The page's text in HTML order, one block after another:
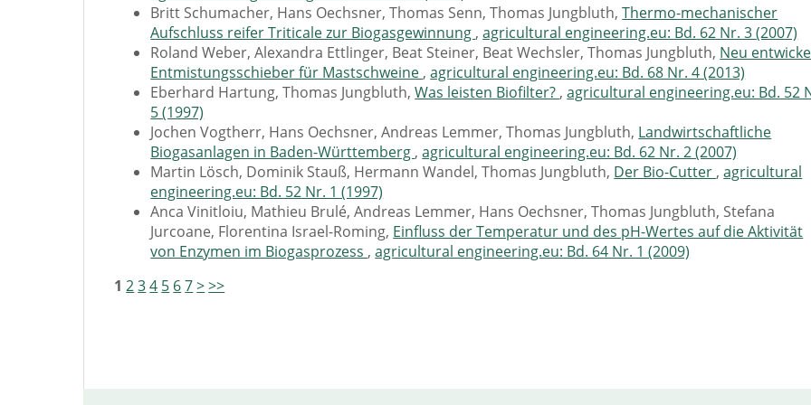
Britt Schumacher, Hans Oechsner, Thomas Senn, Thomas Jungbluth,Thermo-mechanischer
Aufschluss reifer Triticale zur Biogasgewinnung ,agricultural engineering.eu: Bd. 62 Nr. 3 (2007)
Roland Weber, Alexandra Ettlinger, Beat Steiner, Beat Wechsler, Thomas Jungbluth, Neu
Entmistungsschieber für Mastschweine ,agricultural engineering.eu: Bd. 68 Nr. 4 (2013)
Eberhard Hartung, Thomas Jungbluth,Was leisten Biofilter? ,agricultural engineering.eu: Bd. 52
5 (1997)
Jochen Vogtherr, Hans Oechsner, Andreas Lemmer, Thomas Jungbluth, Landwirtschaftliche
Biogasanlagen in Baden-Württemberg ,agricultural engineering.eu: Bd. 62 Nr. 2 (2007)
Martin Lösch, Dominik Stauß, Hermann Wandel, Thomas Jungbluth, Der Bio-Cutter ,agricultural
engineering.eu: Bd. 52 Nr. 1 (1997)
Anca Vinitloiu, Mathieu Brulé, Andreas Lemmer, Hans Oechsner, Thomas Jungbluth, Stefana
Jurcoane, Florentina Israel-Roming, Einfluss der Temperatur und des pH-Wertes auf die Aktivität
von Enzymen im Biogasprozess ,agricultural engineering.eu: Bd. 64 Nr. 1 (2009)
1 234 5 67>>>